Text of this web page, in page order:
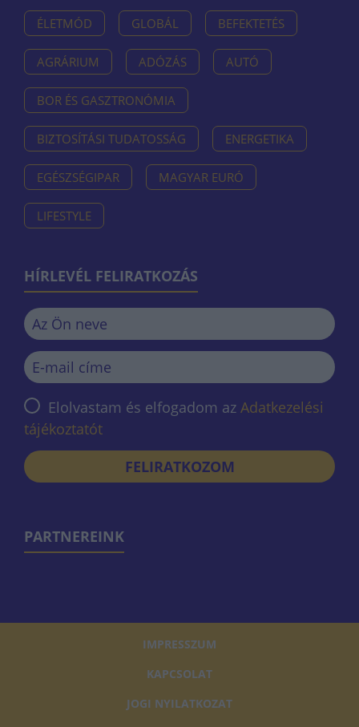
ÉLETMÓD GLOBÁL BEFEKTETÉS
AGRÁRIUM ADÓZÁS AUTÓ
BOR ÉS GASZTRONÓMIA
BIZTOSÍTÁSI TUDATOSSÁG ENERGETIKA
EGÉSZSÉGIPAR MAGYAR EURÓ
LIFESTYLE
HÍRLEVÉL FELIRATKOZÁS
Elolvastam és elfogadom az Adatkezelési
tájékoztatót
FELIRATKOZOM
PARTNEREINK
IMPRESSZUM
KAPCSOLAT
JOGI NYILATKOZAT